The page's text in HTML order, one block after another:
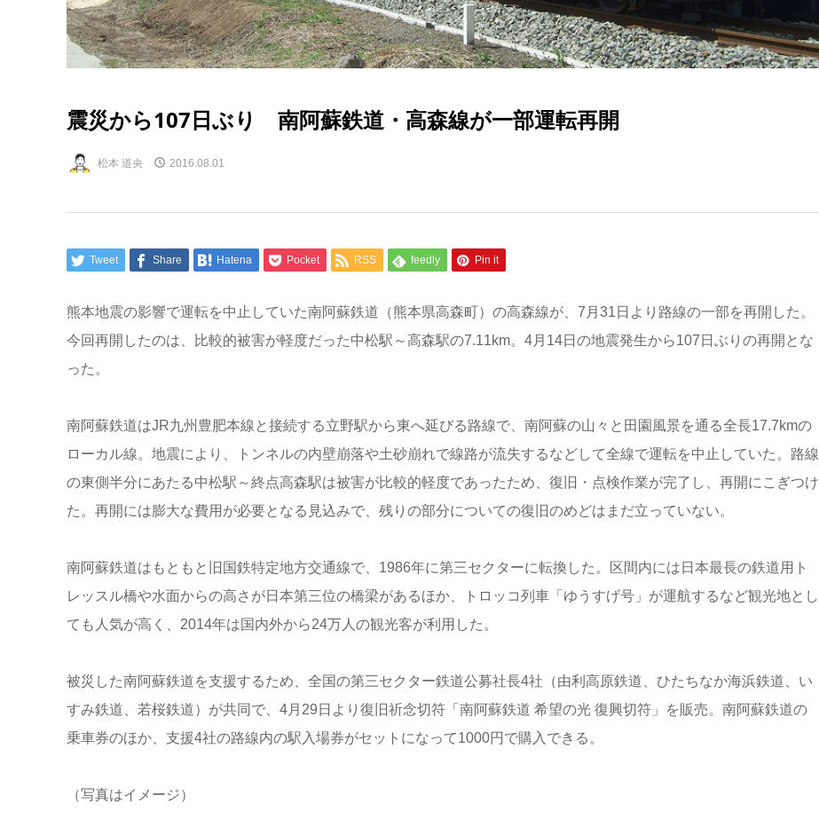
震災から107日ぶり 南阿蘇鉄道・高森線が一部運転再開
松本 道央 2016.08.01
Tweet Share Hatena Pocket RSS feedly Pin it
熊本地震の影響で運転を中止していた南阿蘇鉄道（熊本県高森町）の高森線が、7月31日より路線の一部を再開した。
今回再開したのは、比較的被害が軽度だった中松駅～高森駅の7.11km。4月14日の地震発生から107日ぶりの再開とな
った。
南阿蘇鉄道はJR九州豊肥本線と接続する立野駅から東へ延びる路線で、南阿蘇の山々と田園風景を通る全長17.7kmの
ローカル線。地震により、トンネルの内壁崩落や土砂崩れで線路が流失するなどして全線で運転を中止していた。路線
の東側半分にあたる中松駅～終点高森駅は被害が比較的軽度であったため、復旧・点検作業が完了し、再開にこぎつけ
た。再開には膨大な費用が必要となる見込みで、残りの部分についての復旧のめどはまだ立っていない。
南阿蘇鉄道はもともと旧国鉄特定地方交通線で、1986年に第三セクターに転換した。区間内には日本最長の鉄道用ト
レッスル橋や水面からの高さが日本第三位の橋梁があるほか、トロッコ列車「ゆうすげ号」が運航するなど観光地とし
ても人気が高く、2014年は国内外から24万人の観光客が利用した。
被災した南阿蘇鉄道を支援するため、全国の第三セクター鉄道公募社長4社（由利高原鉄道、ひたちなか海浜鉄道、い
すみ鉄道、若桜鉄道）が共同で、4月29日より復旧祈念切符「南阿蘇鉄道 希望の光 復興切符」を販売。南阿蘇鉄道の
乗車券のほか、支援4社の路線内の駅入場券がセットになって1000円で購入できる。
（写真はイメージ）